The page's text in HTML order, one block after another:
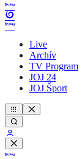
Live
Archív
TV Program
JOJ 24
JOJ Šport